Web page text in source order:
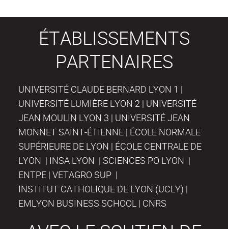
ÉTABLISSEMENTS
PARTENAIRES
UNIVERSITÉ CLAUDE BERNARD LYON 1 |
UNIVERSITÉ LUMIÈRE LYON 2 | UNIVERSITÉ
JEAN MOULIN LYON 3 | UNIVERSITÉ JEAN
MONNET SAINT-ÉTIENNE | ÉCOLE NORMALE
SUPÉRIEURE DE LYON | ÉCOLE CENTRALE DE
LYON | INSA LYON | SCIENCES PO LYON |
ENTPE | VETAGRO SUP |
INSTITUT CATHOLIQUE DE LYON (UCLY) |
EMLYON BUSINESS SCHOOL | CNRS